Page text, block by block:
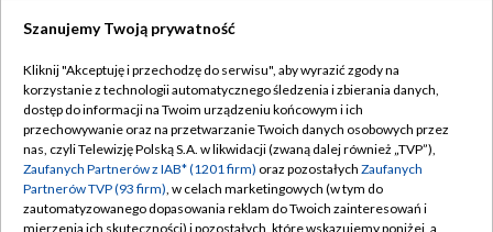
TVP
Abonament TVP
Emisja w TVP
Centrum informacji TVP
Regulamin TVP
Polityka prywatności
Moje zgody
Szanujemy Twoją prywatność
Kliknij "Akceptuję i przechodzę do serwisu", aby wyrazić zgody na
korzystanie z technologii automatycznego śledzenia i zbierania danych,
dostęp do informacji na Twoim urządzeniu końcowym i ich
przechowywanie oraz na przetwarzanie Twoich danych osobowych przez
nas, czyli Telewizję Polską S.A. w likwidacji (zwaną dalej również „TVP”),
Zaufanych Partnerów z IAB* (1201 firm) oraz pozostałych Zaufanych
Partnerów TVP (93 firm), w celach marketingowych (w tym do
zautomatyzowanego dopasowania reklam do Twoich zainteresowań i
mierzenia ich skuteczności) i pozostałych, które wskazujemy poniżej, a